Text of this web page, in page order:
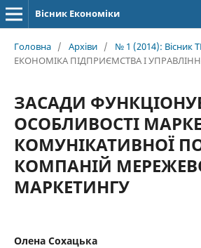
Вісник Економіки
Головна / Архіви / № 1 (2014): Вісник
ЕКОНОМІКА ПІДПРИЄМСТВА І
ЗАСАДИ
ОСОБЛИВОСТІ
КОМУНІКАТИВНОЇ
КОМПАНІЙ
МАРКЕТИНГУ
Олена Сохацька